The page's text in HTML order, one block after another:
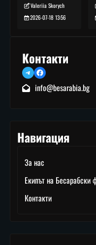
Valeriia Skorych
2026-07-18 13:56
Контакти
TelegramFacebook
info@besarabia.bg
Навигация
За нас
Екипът на Бесарабски
Контакти